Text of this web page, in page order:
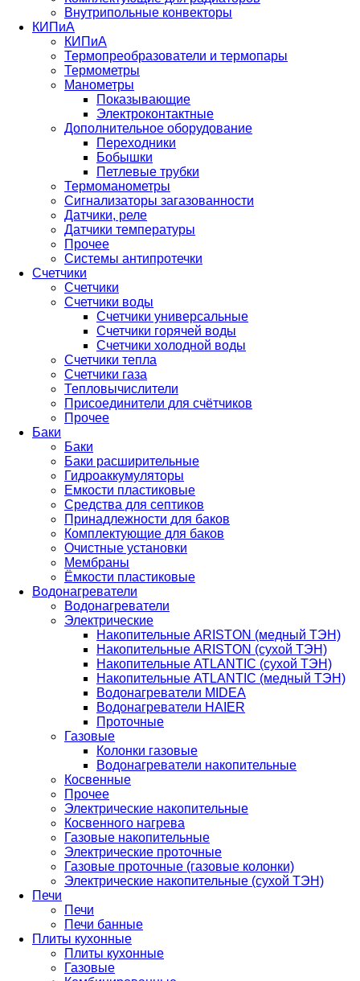
Внутрипольные конвекторы
КИПиА
КИПиА
Термопреобразователи и термопары
Термометры
Манометры
Показывающие
Электроконтактные
Дополнительное оборудование
Переходники
Бобышки
Петлевые трубки
Термоманометры
Сигнализаторы загазованности
Датчики, реле
Датчики температуры
Прочее
Системы антипротечки
Счетчики
Счетчики
Счетчики воды
Счетчики универсальные
Счетчики горячей воды
Счетчики холодной воды
Счетчики тепла
Счетчики газа
Тепловычислители
Присоединители для счётчиков
Прочее
Баки
Баки
Баки расширительные
Гидроаккумуляторы
Емкости пластиковые
Средства для септиков
Принадлежности для баков
Комплектующие для баков
Очистные установки
Мембраны
Ёмкости пластиковые
Водонагреватели
Водонагреватели
Электрические
Накопительные ARISTON (медный ТЭН)
Накопительные ARISTON (сухой ТЭН)
Накопительные ATLANTIC (сухой ТЭН)
Накопительные ATLANTIC (медный ТЭН)
Водонагреватели MIDEA
Водонагреватели HAIER
Проточные
Газовые
Колонки газовые
Водонагреватели накопительные
Косвенные
Прочее
Электрические накопительные
Косвенного нагрева
Газовые накопительные
Электрические проточные
Газовые проточные (газовые колонки)
Электрические накопительные (сухой ТЭН)
Печи
Печи
Печи банные
Плиты кухонные
Плиты кухонные
Газовые